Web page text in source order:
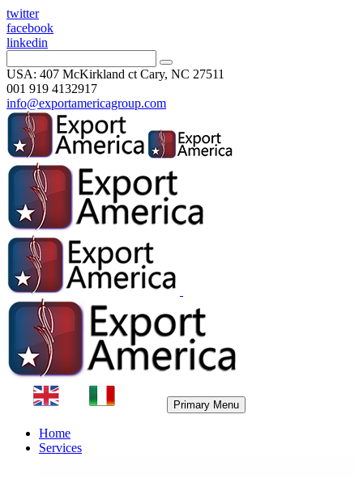
twitter
facebook
linkedin
USA: 407 McKirkland ct Cary, NC 27511
001 919 4132917
info@exportamericagroup.com
Primary Menu
Home
Services